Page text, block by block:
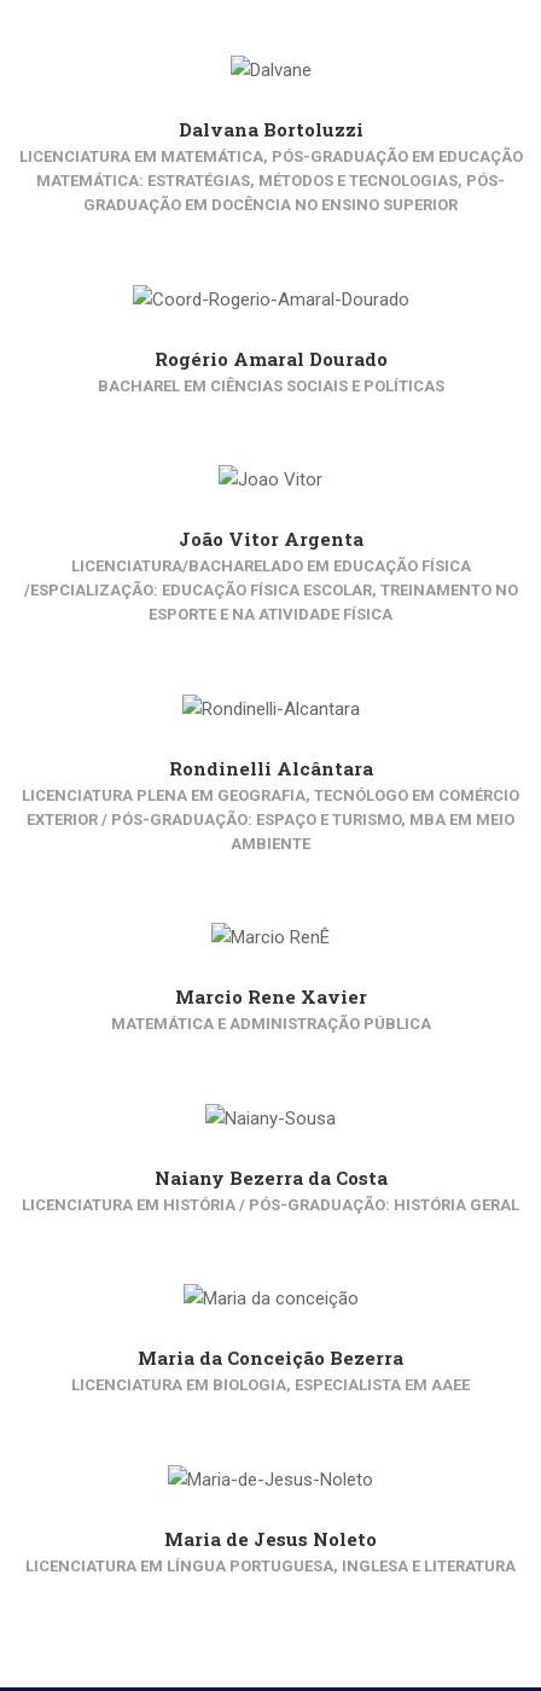
Dalvana Bortoluzzi
LICENCIATURA EM MATEMÁTICA, PÓS-GRADUAÇÃO EM EDUCAÇÃO
MATEMÁTICA: ESTRATÉGIAS, MÉTODOS E TECNOLOGIAS, PÓS-
GRADUAÇÃO EM DOCÊNCIA NO ENSINO SUPERIOR
Rogério Amaral Dourado
BACHAREL EM CIÊNCIAS SOCIAIS E POLÍTICAS
João Vitor Argenta
LICENCIATURA/BACHARELADO EM EDUCAÇÃO FÍSICA
/ESPCIALIZAÇÃO: EDUCAÇÃO FÍSICA ESCOLAR, TREINAMENTO NO
ESPORTE E NA ATIVIDADE FÍSICA
Rondinelli Alcântara
LICENCIATURA PLENA EM GEOGRAFIA, TECNÓLOGO EM COMÉRCIO
EXTERIOR / PÓS-GRADUAÇÃO: ESPAÇO E TURISMO, MBA EM MEIO
AMBIENTE
Marcio Rene Xavier
MATEMÁTICA E ADMINISTRAÇÃO PÚBLICA
Naiany Bezerra da Costa
LICENCIATURA EM HISTÓRIA / PÓS-GRADUAÇÃO: HISTÓRIA GERAL
Maria da Conceição Bezerra
LICENCIATURA EM BIOLOGIA, ESPECIALISTA EM AAEE
Maria de Jesus Noleto
LICENCIATURA EM LÍNGUA PORTUGUESA, INGLESA E LITERATURA